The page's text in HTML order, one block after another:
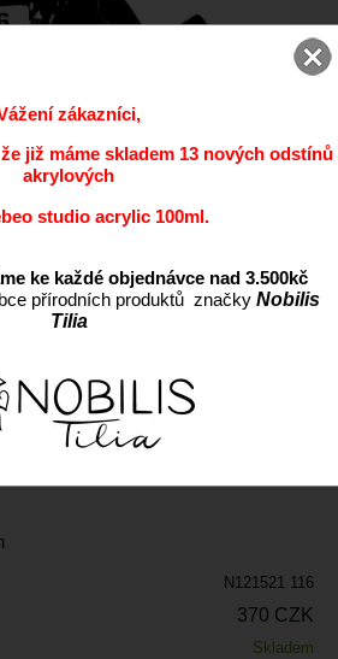
N121521 116
370 CZK
Skladem
zákazníci,
již máme skladem 13 nových odstínů
akrylových
studio acrylic 100ml.
ke každé objednávce nad 3.500kč
přírodních produktů značky Nobilis
Tilia